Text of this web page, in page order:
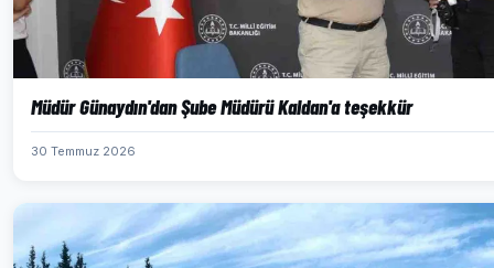
Müdür Günaydın'dan Şube Müdürü Kaldan'a teşekkür
30 Temmuz 2026